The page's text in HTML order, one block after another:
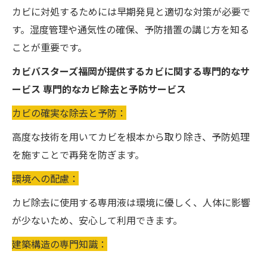
カビに対処するためには早期発見と適切な対策が必要で
す。湿度管理や通気性の確保、予防措置の講じ方を知る
ことが重要です。
カビバスターズ福岡が提供するカビに関する専門的なサ
ービス 専門的なカビ除去と予防サービス
カビの確実な除去と予防：
高度な技術を用いてカビを根本から取り除き、予防処理
を施すことで再発を防ぎます。
環境への配慮：
カビ除去に使用する専用液は環境に優しく、人体に影響
が少ないため、安心して利用できます。
建築構造の専門知識：